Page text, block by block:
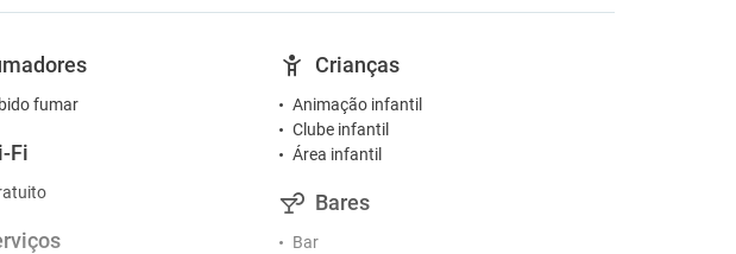
fumar
Fi
Crianças
Animação infantil
Clube infantil
Área infantil
Bares
Bar